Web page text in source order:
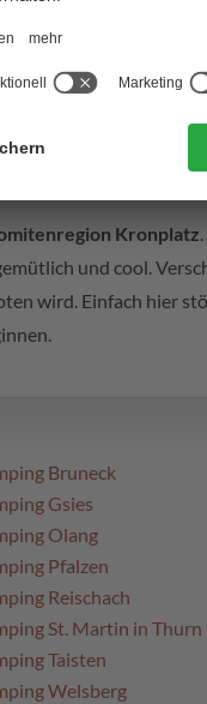
Kronplatz
und cool.
wird. Einfach hier
Bruneck
Gsies
Olang
Pfalzen
Reischach
St. Martin in Thurn
Taisten
Welsberg